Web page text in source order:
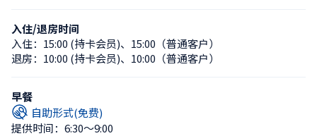
入住/退房时间
入住： 15:00 (持卡会员)、 15:00（普通客户）
退房： 10:00 (持卡会员)、 10:00（普通客户）
早餐
自助形式(免费)
提供时间：6:30〜9:00